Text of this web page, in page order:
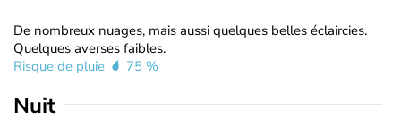
De nombreux nuages, mais aussi quelques belles éclaircies.
Quelques averses faibles.
Risque de pluie
75 %
Nuit